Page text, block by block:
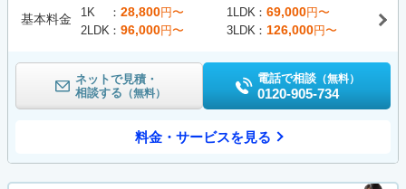
基本料金 1K 28,800円〜 1LDK 69,000円〜
2LDK
96,000円〜 3LDK 126,000円〜
ネットで見積・
相談する （無料）
電話で相談 （無料）
0120-905-734
料金・サービスを見る